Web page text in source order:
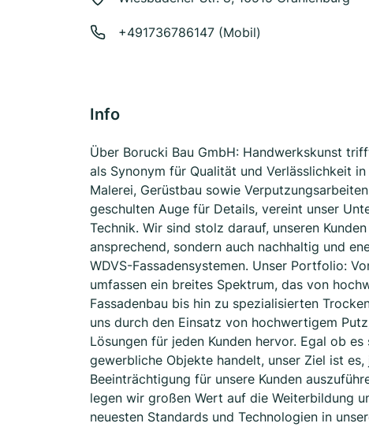
+491736786147 (Mobil)
Info
Über Borucki Bau GmbH: Handwerkskunst
als Synonym für Qualität und Verlässlichkeit
Malerei, Gerüstbau sowie
geschulten Auge für Details, vereint unser
Technik. Wir sind stolz darauf, unseren
ansprechend, sondern auch nachhaltig und
WDVS-Fassadensystemen. Unser Portfolio:
umfassen ein breites Spektrum, das von
Fassadenbau bis hin zu spezialisierten
uns durch den Einsatz von hochwertigem
Lösungen für jeden Kunden hervor. Egal ob
gewerbliche Objekte handelt, unser Ziel ist
Beeinträchtigung für unsere Kunden
legen wir großen Wert auf die Weiterbildung
neuesten Standards und Technologien in